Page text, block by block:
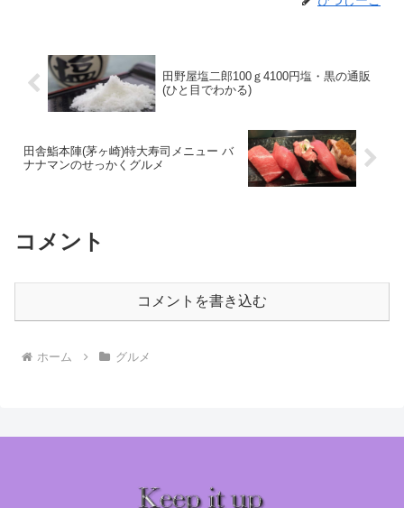
田野屋塩二郎100ｇ4100円塩・黒の通販
(ひと目でわかる)
田舎鮨本陣(茅ヶ崎)特大寿司メニュー バ
ナナマンのせっかくグルメ
コメント
コメントを書き込む
ホーム グルメ